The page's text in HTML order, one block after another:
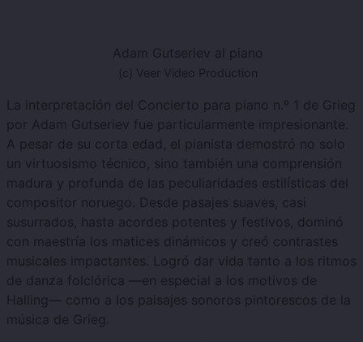
Adam Gutseriev al piano
(c) Veer Video Production
La interpretación del Concierto para piano n.º 1 de Grieg
por Adam Gutseriev fue particularmente impresionante.
A pesar de su corta edad, el pianista demostró no solo
un virtuosismo técnico, sino también una comprensión
madura y profunda de las peculiaridades estilísticas del
compositor noruego. Desde pasajes suaves, casi
susurrados, hasta acordes potentes y festivos, dominó
con maestría los matices dinámicos y creó contrastes
musicales impactantes. Logró dar vida tanto a los ritmos
de danza folclórica —en especial a los motivos de
Halling— como a los paisajes sonoros pintorescos de la
música de Grieg.